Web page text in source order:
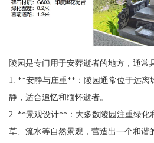
陵园是专门用于安葬逝者的地方，通常
1. **安静与庄重**：陵园通常位于远离
静，适合追忆和缅怀逝者。
2. **景观设计**：大多数陵园注重绿化
草、流水等自然景观，营造出一个和谐